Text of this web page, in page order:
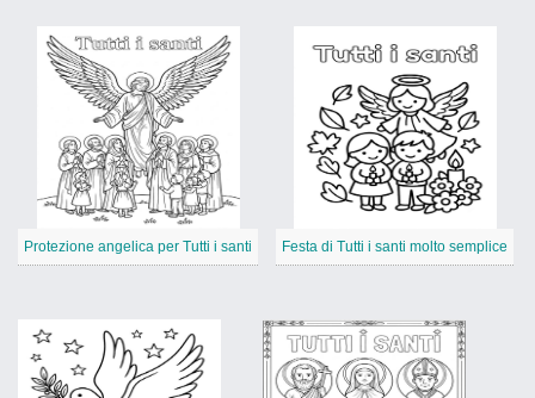
Protezione angelica per Tutti i santi Festa di Tutti i santi molto semplice